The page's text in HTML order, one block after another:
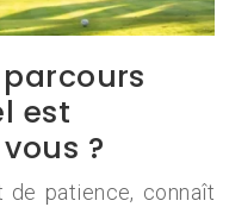
est
?
patience, connaît